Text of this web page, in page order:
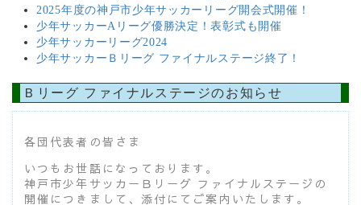
2025年度の神戸市少年サッカーリーグ開会式開催！
少年サッカーAリーグ優勝決定！表彰式も開催
少年サッカーリーグ2024
少年サッカーＢリーグ ファイナルステージ終了！
Ｂリーグ ファイナルステージのお知らせ
各団代表者の皆さま
いつもお世話になっております。
神戸市少年サッカーＢリーグ ファイナルステージの
開催につきまして、添付にてご案内いたします。